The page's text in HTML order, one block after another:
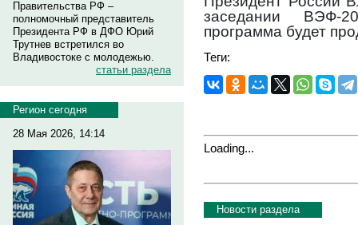
Правительства РФ –
полномочный представитель
Президента РФ в ДФО Юрий
Трутнев встретился во
Владивостоке с молодежью.
статьи раздела
Регион сегодня
28 Мая 2026, 14:14
заседании ВЭФ-
программа будет
Теги:
Loading...
Новости раздела